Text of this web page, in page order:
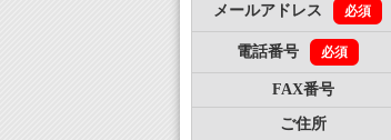
メールアドレス 必須
電話番号 必須
FAX番号
ご住所